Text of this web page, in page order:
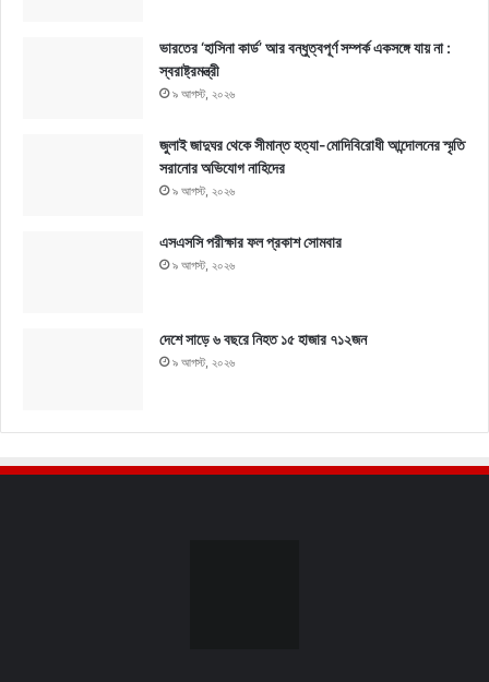
ভারতের ‘হাসিনা কার্ড’ আর বন্ধুত্বপূর্ণ সম্পর্ক একসঙ্গে যায় না :
স্বরাষ্ট্রমন্ত্রী
৯ আগস্ট, ২০২৬
জুলাই জাদুঘর থেকে সীমান্ত হত্যা-মোদিবিরোধী আন্দোলনের স্মৃতি
সরানোর অভিযোগ নাহিদের
৯ আগস্ট, ২০২৬
এসএসসি পরীক্ষার ফল প্রকাশ সোমবার
৯ আগস্ট, ২০২৬
দেশে সাড়ে ৬ বছরে নিহত ১৫ হাজার ৭১২জন
৯ আগস্ট, ২০২৬